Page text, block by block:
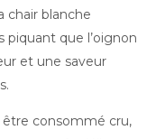
chair blanche
piquant que l’oignon
et une saveur
consommé cru,